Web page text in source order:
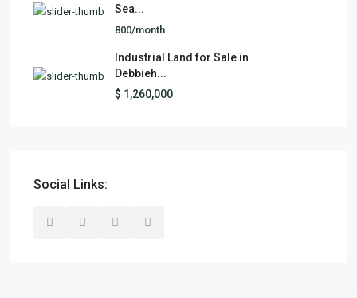
Sea...
800/month
Industrial Land for Sale in
Debbieh...
$ 1,260,000
Social Links: